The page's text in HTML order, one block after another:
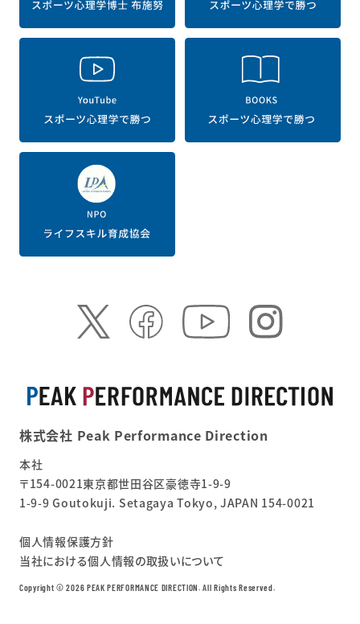
株式会社 Peak Performance Direction
本社
〒154-0021東京都世田谷区豪徳寺1-9-9
1-9-9 Goutokuji. Setagaya Tokyo, JAPAN 154-0021
個人情報保護方針
当社における個人情報の取扱いについて
Copyright ©︎ 2026 PEAK PERFORMANCE DIRECTION. All Rights Reserved.